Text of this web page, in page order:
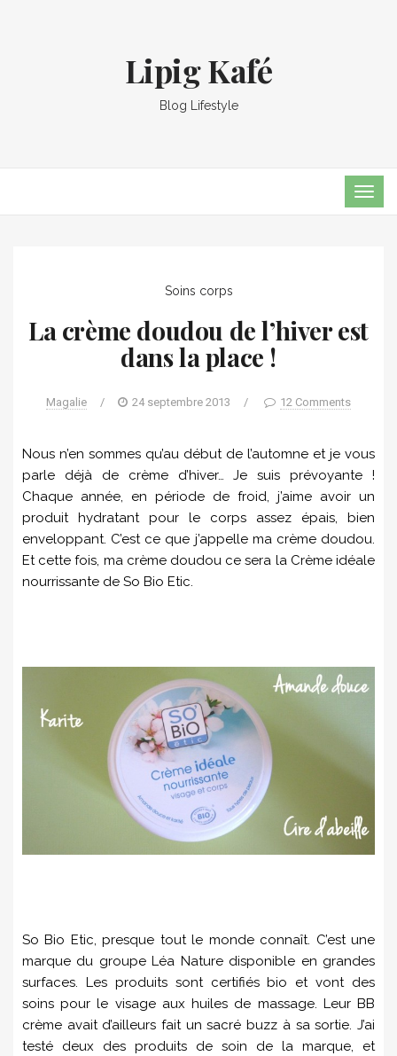
Lipig Kafé
Blog Lifestyle
Soins corps
La crème doudou de l’hiver est
dans la place !
Magalie / 24 septembre 2013 / 12 Comments
Nous n’en sommes qu’au début de l’automne et je vous
parle déjà de crème d’hiver… Je suis prévoyante !
Chaque année, en période de froid, j’aime avoir un
produit hydratant pour le corps assez épais, bien
enveloppant. C’est ce que j’appelle ma crème doudou.
Et cette fois, ma crème doudou ce sera la Crème idéale
nourrissante de So Bio Etic.
So Bio Etic, presque tout le monde connaît. C’est une
marque du groupe Léa Nature disponible en grandes
surfaces. Les produits sont certifiés bio et vont des
soins pour le visage aux huiles de massage. Leur BB
crème avait d’ailleurs fait un sacré buzz à sa sortie. J’ai
testé deux des produits de soin de la marque, et